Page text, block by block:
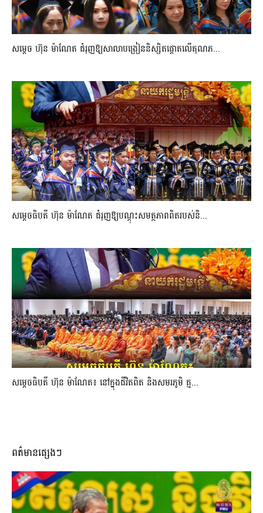
សម្តេច ហ៊ុន ម៉ាណែត ជំរុញឱ្យសាលាបង្រៀននិស្សិតផ្តោតលើគុណភ...
សម្តេចធិបតី ហ៊ុន ម៉ាណែត ជំរុញឱ្យបណ្តុះសមត្ថភាពពិតរបស់និ...
សម្តេចធិបតី ហ៊ុន ម៉ាណែត៖ នៅក្នុងជីវិតពិត និងសមរភូមិ គ្ម...
ពត៌មានផ្សេងៗ